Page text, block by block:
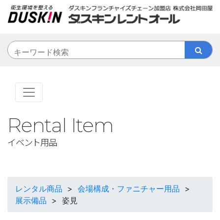
Rental Item
イベント用品
レンタル商品 > 会場構成・ファニチャー用品 >
展示備品 > 姿見